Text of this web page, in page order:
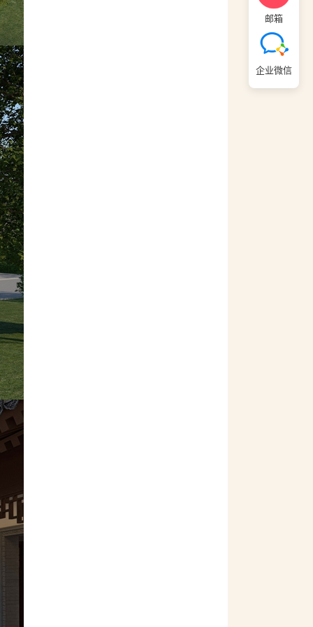
邮箱
企业微信